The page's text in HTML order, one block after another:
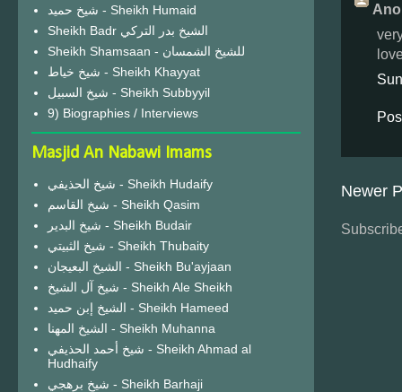
Newer
شيخ حميد - Sheikh Humaid
Sheikh Badr الشيخ بدر التركي
Sheikh Shamsaan - للشيخ الشمسان
شيخ خياط - Sheikh Khayyat
شيخ السبيل - Sheikh Subbyyil
9) Biographies / Interviews
Masjid An Nabawi Imams
شيخ الحذيفي - Sheikh Hudaify
شيخ القاسم - Sheikh Qasim
شيخ البدير - Sheikh Budair
شيخ الثبيتي - Sheikh Thubaity
الشيخ البعيجان - Sheikh Bu'ayjaan
شيخ آل الشيخ - Sheikh Ale Sheikh
الشيخ إبن حميد - Sheikh Hameed
الشيخ المهنا - Sheikh Muhanna
شيخ أحمد الحذيفي - Sheikh Ahmad al
Hudhaify
شيخ برهجي - Sheikh Barhaji